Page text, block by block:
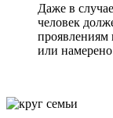
Даже в
человек
или